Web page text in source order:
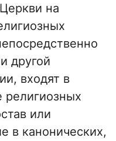
на
другой
входят в
религиозных
или
в канонических,